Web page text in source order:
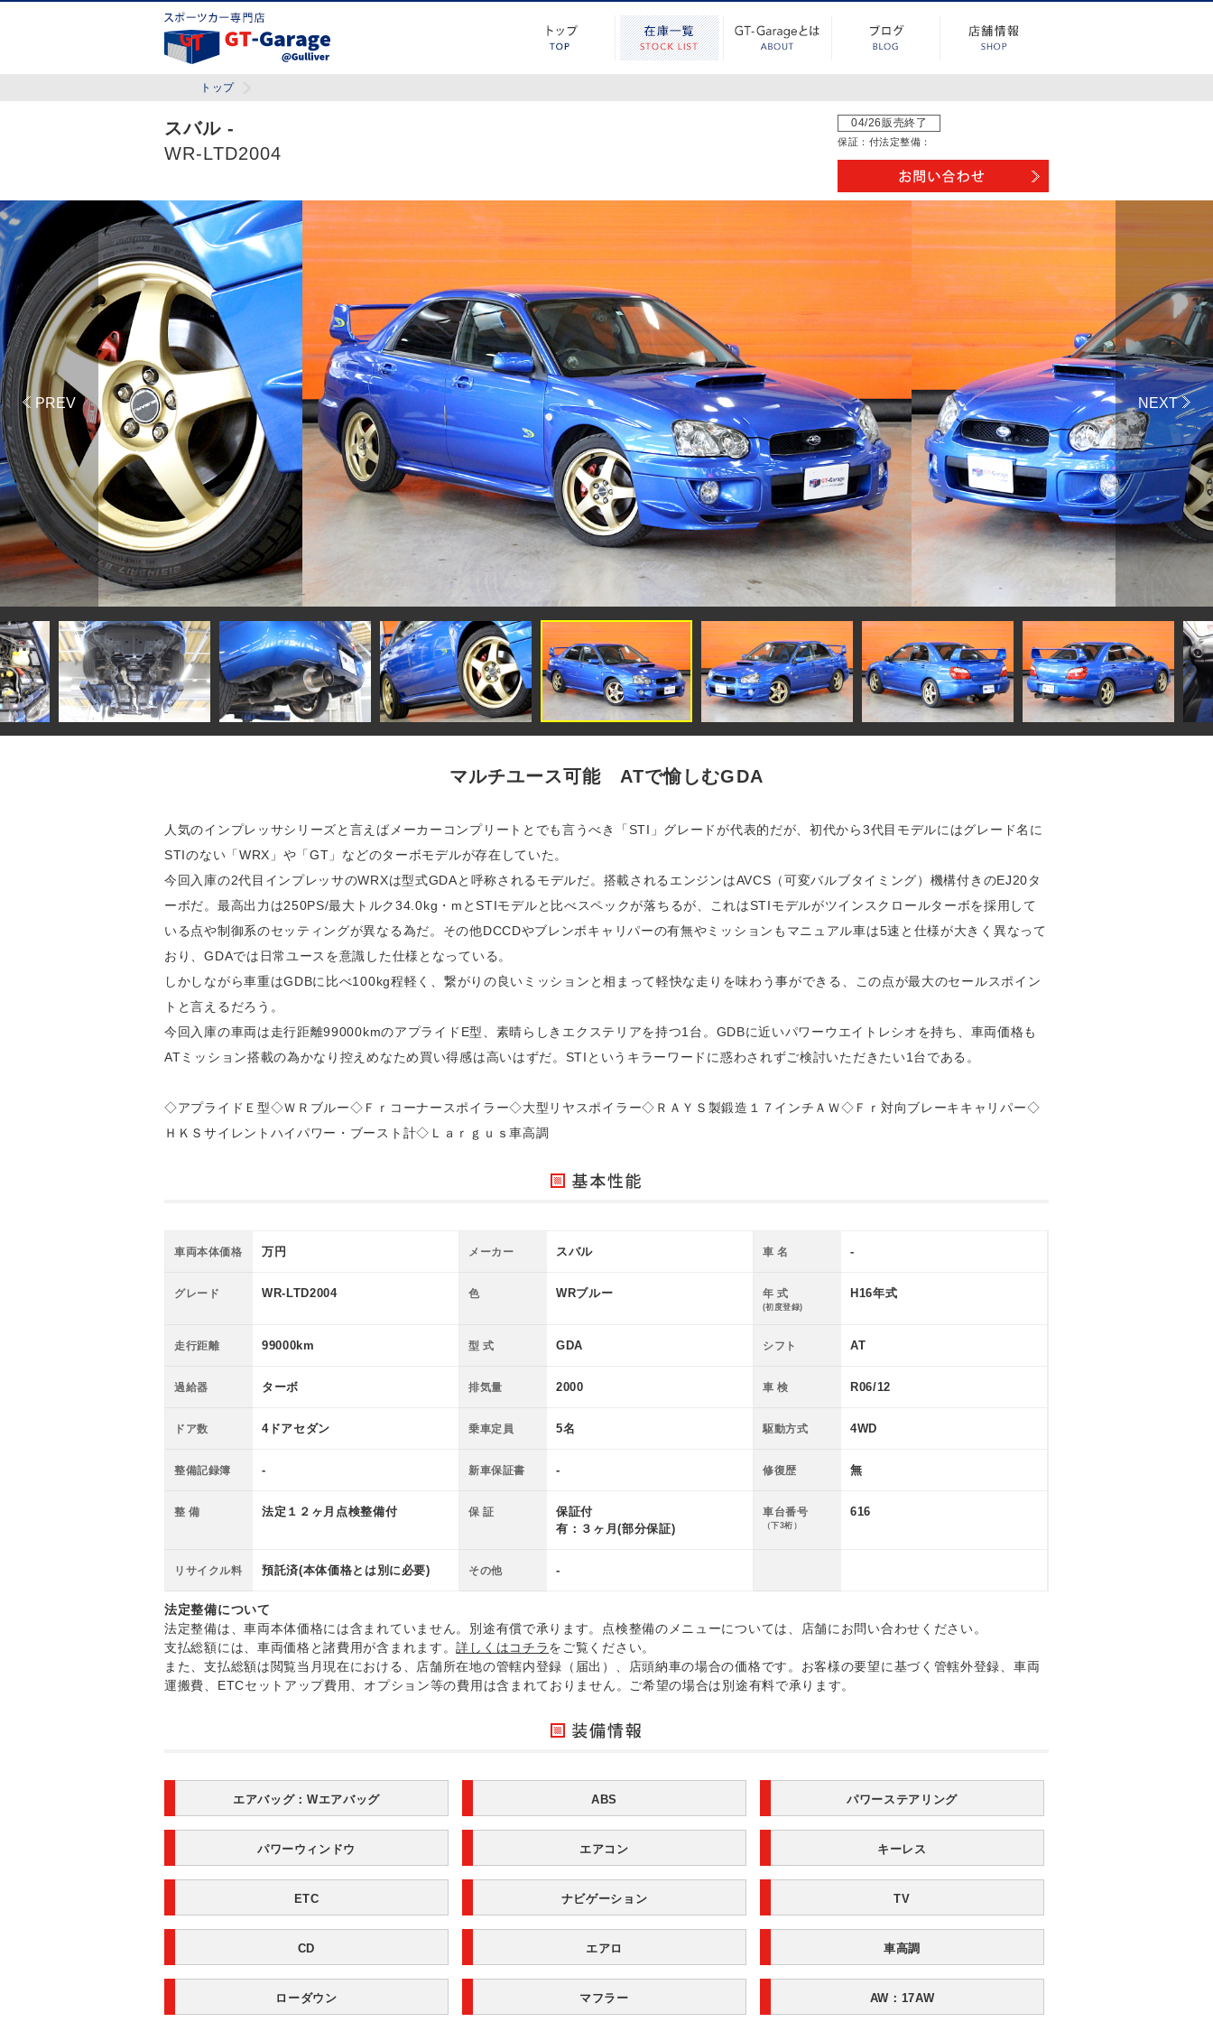
トップ
スバル -
WR-LTD2004
04/26販売終了
保証： 付法定整備：
マルチユース可能 ATで愉しむGDA
人気のインプレッサシリーズと言えばメーカーコンプリートとでも言うべき「STI」グレードが代表的だが、初代から3代目モデルにはグレード名に
STIのない「WRX」や「GT」などのターボモデルが存在していた。
今回入庫の2代目インプレッサのWRXは型式GDAと呼称されるモデルだ。搭載されるエンジンはAVCS（可変バルブタイミング）機構付きのEJ20タ
ーボだ。最高出力は250PS/最大トルク34.0kg・mとSTIモデルと比べスペックが落ちるが、これはSTIモデルがツインスクロールターボを採用して
いる点や制御系のセッティングが異なる為だ。その他DCCDやブレンボキャリパーの有無やミッションもマニュアル車は5速と仕様が大きく異なって
おり、GDAでは日常ユースを意識した仕様となっている。
しかしながら車重はGDBに比べ100kg程軽く、繋がりの良いミッションと相まって軽快な走りを味わう事ができる、この点が最大のセールスポイン
トと言えるだろう。
今回入庫の車両は走行距離99000kmのアプライドE型、素晴らしきエクステリアを持つ1台。GDBに近いパワーウエイトレシオを持ち、車両価格も
ATミッション搭載の為かなり控えめなため買い得感は高いはずだ。STIというキラーワードに惑わされずご検討いただきたい1台である。
◇アプライドＥ型◇ＷＲブルー◇Ｆｒコーナースポイラー◇大型リヤスポイラー◇ＲＡＹＳ製鍛造１７インチＡＷ◇Ｆｒ対向ブレーキキャリパー◇
ＨＫＳサイレントハイパワー・ブースト計◇Ｌａｒｇｕｓ車高調
車両本体価格 万円 メーカー スバル 車 名 -
グレード WR-LTD2004 色 WRブルー 年 式
(初度登録)
H16年式
走行距離 99000km 型 式 GDA シフト AT
過給器 ターボ 排気量 2000 車 検 R06/12
ドア数 4ドアセダン 乗車定員 5名 駆動方式 4WD
整備記録簿 - 新車保証書 - 修復歴 無
整 備 法定１２ヶ月点検整備付 保 証
保証付
有：３ヶ月(部分保証)
車台番号
（下3桁）
616
リサイクル料 預託済(本体価格とは別に必要) その他 -
法定整備について
法定整備は、車両本体価格には含まれていません。別途有償で承ります。点検整備のメニューについては、店舗にお問い合わせください。
支払総額には、車両価格と諸費用が含まれます。詳しくはコチラをご覧ください。
また、支払総額は閲覧当月現在における、店舗所在地の管轄内登録（届出）、店頭納車の場合の価格です。お客様の要望に基づく管轄外登録、車両
運搬費、ETCセットアップ費用、オプション等の費用は含まれておりません。ご希望の場合は別途有料で承ります。
エアバッグ： Wエアバッグ ABS パワーステアリング
パワーウィンドウ エアコン キーレス
ETC ナビゲーション TV
CD エアロ 車高調
ローダウン マフラー AW：17AW